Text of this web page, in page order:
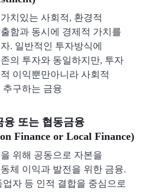
치있는 사회적, 환경적
함과 동시에 경제적 가치를
. 일반적인 투자방식에
의 투자와 동일하지만, 투자
이익뿐만아니라 사회적
추구하는 금융
융 또는 협동금융
Finance or Local Finance)
위해 공동으로 자본을
체 이익과 발전을 위한 금융.
업자 등 인적 결합을 중심으로